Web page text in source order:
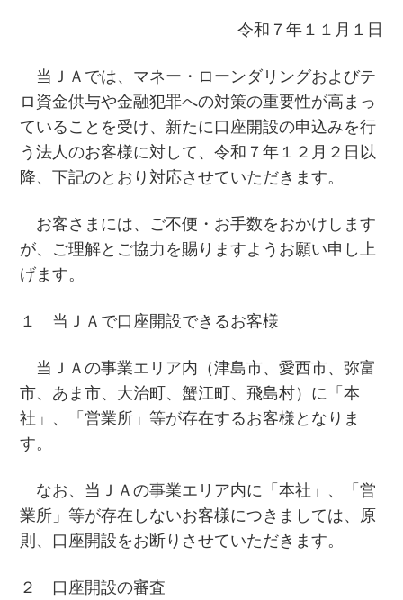
令和７年１１月１日
当ＪＡでは、マネー・ローンダリングおよびテ
ロ資金供与や金融犯罪への対策の重要性が高まっ
ていることを受け、新たに口座開設の申込みを行
う法人のお客様に対して、令和７年１２月２日以
降、下記のとおり対応させていただきます。
お客さまには、ご不便・お手数をおかけします
が、ご理解とご協力を賜りますようお願い申し上
げます。
１ 当ＪＡで口座開設できるお客様
当ＪＡの事業エリア内（津島市、愛西市、弥富
市、あま市、大治町、蟹江町、飛島村）に「本
社」、「営業所」等が存在するお客様となりま
す。
なお、当ＪＡの事業エリア内に「本社」、「営
業所」等が存在しないお客様につきましては、原
則、口座開設をお断りさせていただきます。
２ 口座開設の審査